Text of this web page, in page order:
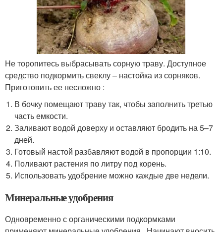
Не торопитесь выбрасывать сорную траву. Доступное
средство подкормить свеклу – настойка из сорняков.
Приготовить ее несложно :
В бочку помещают траву так, чтобы заполнить третью
часть емкости.
Заливают водой доверху и оставляют бродить на 5–7
дней.
Готовый настой разбавляют водой в пропорции 1:10.
Поливают растения по литру под корень.
Использовать удобрение можно каждые две недели.
Минеральные удобрения
Одновременно с органическими подкормками